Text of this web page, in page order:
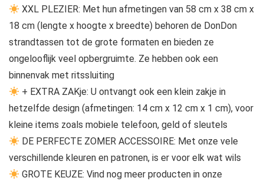
XXL PLEZIER: Met hun afmetingen van 58 cm x 38 cm x
18 cm (lengte x hoogte x breedte) behoren de DonDon
strandtassen tot de grote formaten en bieden ze
ongelooflijk veel opbergruimte. Ze hebben ook een
binnenvak met ritssluiting
+ EXTRA ZAKje: U ontvangt ook een klein zakje in
hetzelfde design (afmetingen: 14 cm x 12 cm x 1 cm), voor
kleine items zoals mobiele telefoon, geld of sleutels
DE PERFECTE ZOMER ACCESSOIRE: Met onze vele
verschillende kleuren en patronen, is er voor elk wat wils
GROTE KEUZE: Vind nog meer producten in onze